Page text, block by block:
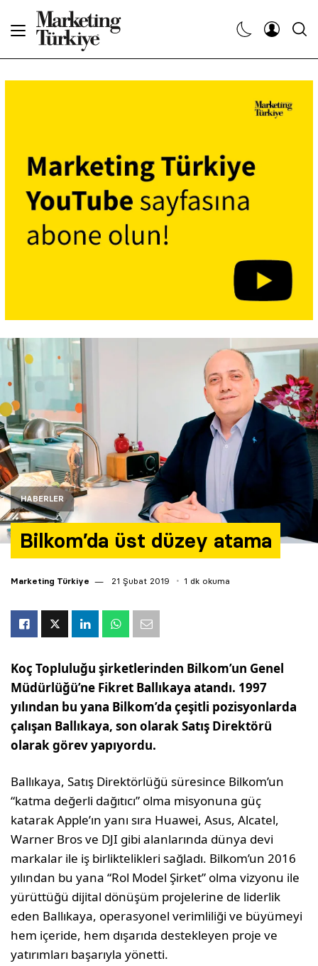
HABERLER
Bilkom’da üst düzey atama
Marketing Türkiye 21 Şubat 2019 1 dk okuma
Koç Topluluğu şirketlerinden Bilkom’un Genel
Müdürlüğü’ne Fikret Ballıkaya atandı. 1997
yılından bu yana Bilkom’da çeşitli pozisyonlarda
çalışan Ballıkaya, son olarak Satış Direktörü
olarak görev yapıyordu.
Ballıkaya, Satış Direktörlüğü süresince Bilkom’un
“katma değerli dağıtıcı” olma misyonuna güç
katarak Apple’ın yanı sıra Huawei, Asus, Alcatel,
Warner Bros ve DJI gibi alanlarında dünya devi
markalar ile iş birliktelikleri sağladı. Bilkom’un 2016
yılından bu yana “Rol Model Şirket” olma vizyonu ile
yürüttüğü dijital dönüşüm projelerine de liderlik
eden Ballıkaya, operasyonel verimliliği ve büyümeyi
hem içeride, hem dışarıda destekleyen proje ve
yatırımları başarıyla yönetti.
Dergiler
Etkinlikler
Araştırma